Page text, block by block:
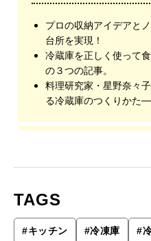
プロの収納アイデアと
台所を実現！
冷蔵庫を正しく使って
の３つの記事。
料理研究家・星野奈々
る冷蔵庫のつくりかた
TAGS
#キッチン #冷凍庫 #